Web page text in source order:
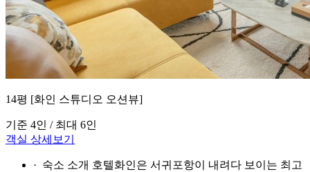
14평 [화인 스튜디오 오션뷰]
기준 4인 / 최대 6인
객실 상세보기
· 숙소 소개 호텔화인은 서귀포항이 내려다 보이는 최고